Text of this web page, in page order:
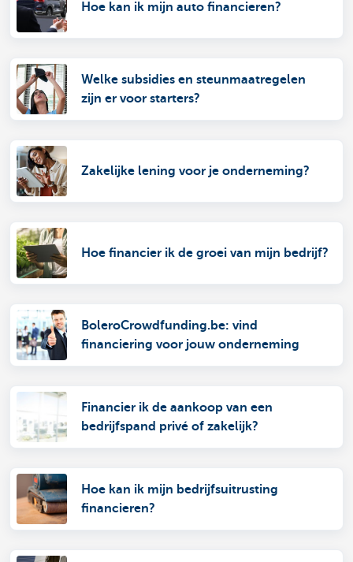
Hoe kan ik mijn auto financieren?
Welke subsidies en steunmaatregelen
zijn er voor starters?
Zakelijke lening voor je onderneming?
Hoe financier ik de groei van mijn bedrijf?
BoleroCrowdfunding.be: vind
financiering voor jouw onderneming
Financier ik de aankoop van een
bedrijfspand privé of zakelijk?
Hoe kan ik mijn bedrijfsuitrusting
financieren?